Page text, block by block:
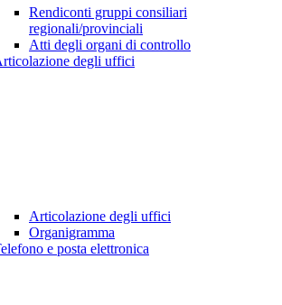
Rendiconti gruppi consiliari
regionali/provinciali
Atti degli organi di controllo
degli uffici
Articolazione degli uffici
Organigramma
e posta elettronica